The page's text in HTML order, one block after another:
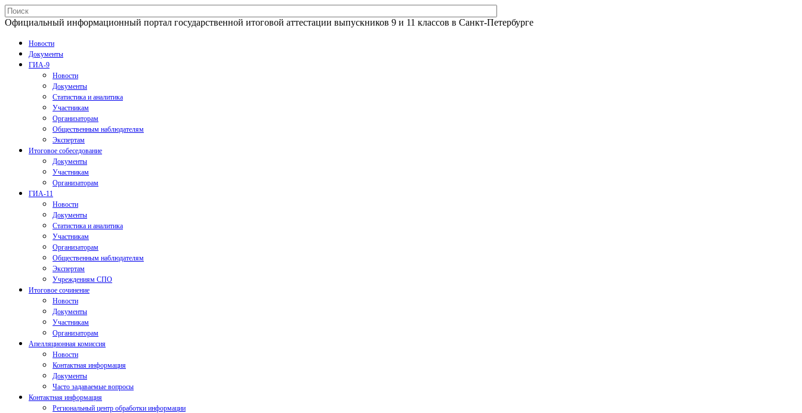
Официальный информационный портал государственной итоговой аттестации выпускников 9 и 11 классов в Санкт-Петербурге
Новости
Документы
ГИА-9
Новости
Документы
Статистика и аналитика
Участникам
Организаторам
Общественным наблюдателям
Экспертам
Итоговое собеседование
Документы
Участникам
Организаторам
ГИА-11
Новости
Документы
Статистика и аналитика
Участникам
Организаторам
Общественным наблюдателям
Экспертам
Учреждениям СПО
Итоговое сочинение
Новости
Документы
Участникам
Организаторам
Апелляционная комиссия
Новости
Контактная информация
Документы
Часто задаваемые вопросы
Контактная информация
Региональный центр обработки информации